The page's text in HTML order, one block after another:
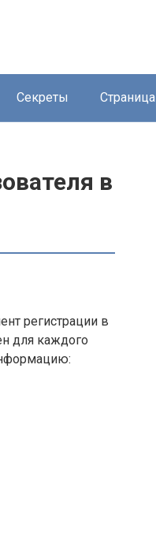
Секреты Страница
в
регистрации в
для каждого